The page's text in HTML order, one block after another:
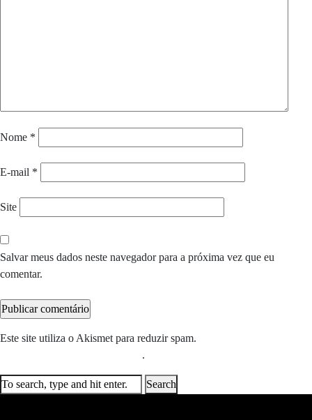
Nome *
E-mail *
Site
Salvar meus dados neste navegador para a próxima vez que eu
comentar.
Este site utiliza o Akismet para reduzir spam.
.
Search